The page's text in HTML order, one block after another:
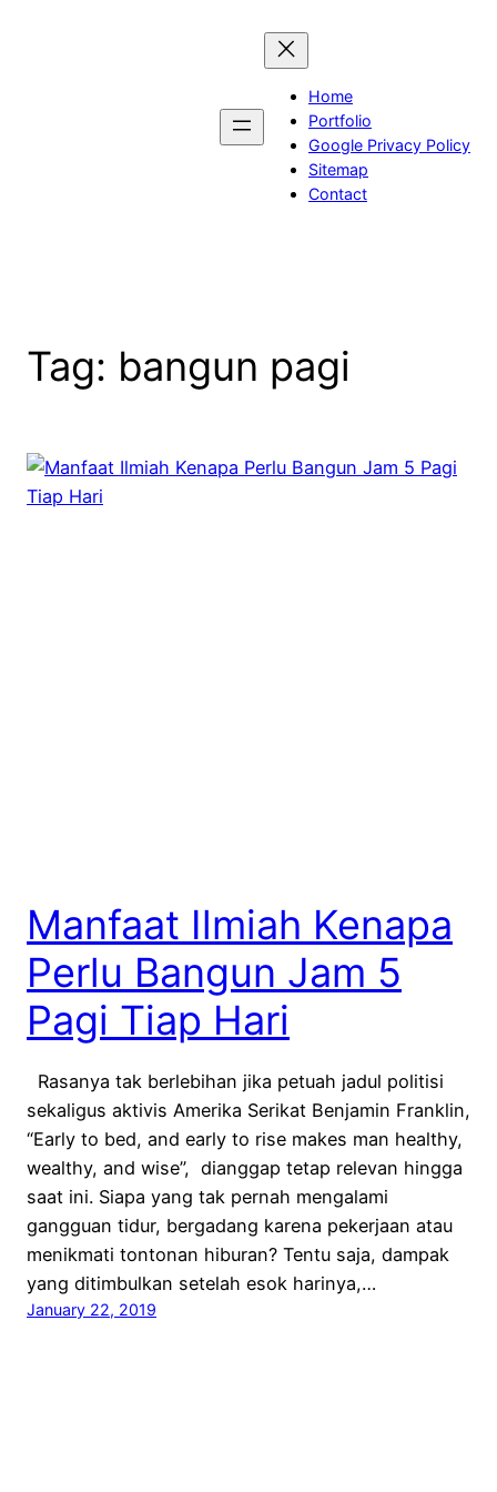
Home
Portfolio
Google Privacy Policy
Sitemap
Contact
Tag: bangun pagi
Manfaat Ilmiah Kenapa
Perlu Bangun Jam 5
Pagi Tiap Hari
Rasanya tak berlebihan jika petuah jadul politisi
sekaligus aktivis Amerika Serikat Benjamin Franklin,
“Early to bed, and early to rise makes man healthy,
wealthy, and wise”, dianggap tetap relevan hingga
saat ini. Siapa yang tak pernah mengalami
gangguan tidur, bergadang karena pekerjaan atau
menikmati tontonan hiburan? Tentu saja, dampak
yang ditimbulkan setelah esok harinya,…
January 22, 2019